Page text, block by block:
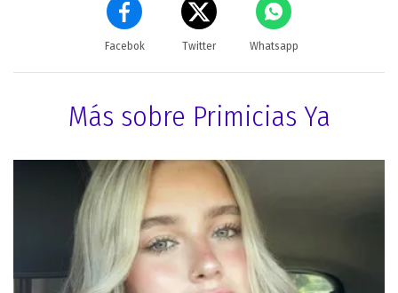
Facebok Twitter Whatsapp
Más sobre Primicias Ya